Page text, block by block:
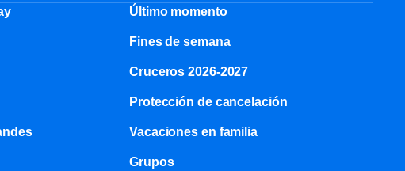
Último momento
Fines de semana
Cruceros 2026-2027
Protección de cancelación
Vacaciones en familia
Grupos